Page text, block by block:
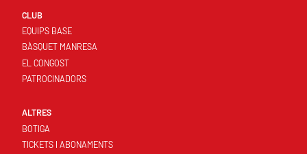
CLUB
EQUIPS BASE
BÀSQUET MANRESA
EL CONGOST
PATROCINADORS
ALTRES
BOTIGA
TICKETS I ABONAMENTS